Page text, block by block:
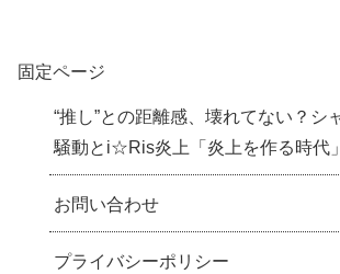
固定ページ
“推し”との距離感、壊れてない？シ
騒動とi☆Ris炎上「炎上を作る時代」
お問い合わせ
プライバシーポリシー